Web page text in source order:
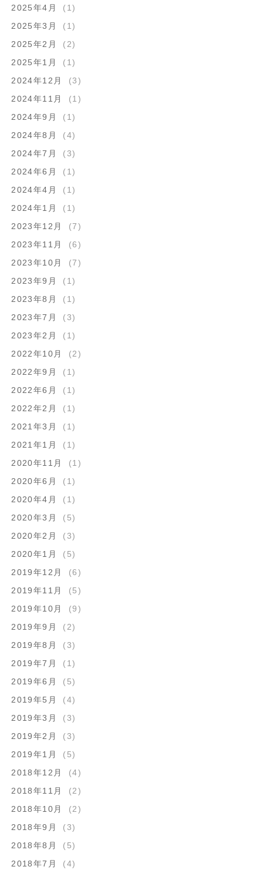
2025年4月
(1)
2025年3月
(1)
2025年2月
(2)
2025年1月
(1)
2024年12月
(3)
2024年11月
(1)
2024年9月
(1)
2024年8月
(4)
2024年7月
(3)
2024年6月
(1)
2024年4月
(1)
2024年1月
(1)
2023年12月
(7)
2023年11月
(6)
2023年10月
(7)
2023年9月
(1)
2023年8月
(1)
2023年7月
(3)
2023年2月
(1)
2022年10月
(2)
2022年9月
(1)
2022年6月
(1)
2022年2月
(1)
2021年3月
(1)
2021年1月
(1)
2020年11月
(1)
2020年6月
(1)
2020年4月
(1)
2020年3月
(5)
2020年2月
(3)
2020年1月
(5)
2019年12月
(6)
2019年11月
(5)
2019年10月
(9)
2019年9月
(2)
2019年8月
(3)
2019年7月
(1)
2019年6月
(5)
2019年5月
(4)
2019年3月
(3)
2019年2月
(3)
2019年1月
(5)
2018年12月
(4)
2018年11月
(2)
2018年10月
(2)
2018年9月
(3)
2018年8月
(5)
2018年7月
(4)